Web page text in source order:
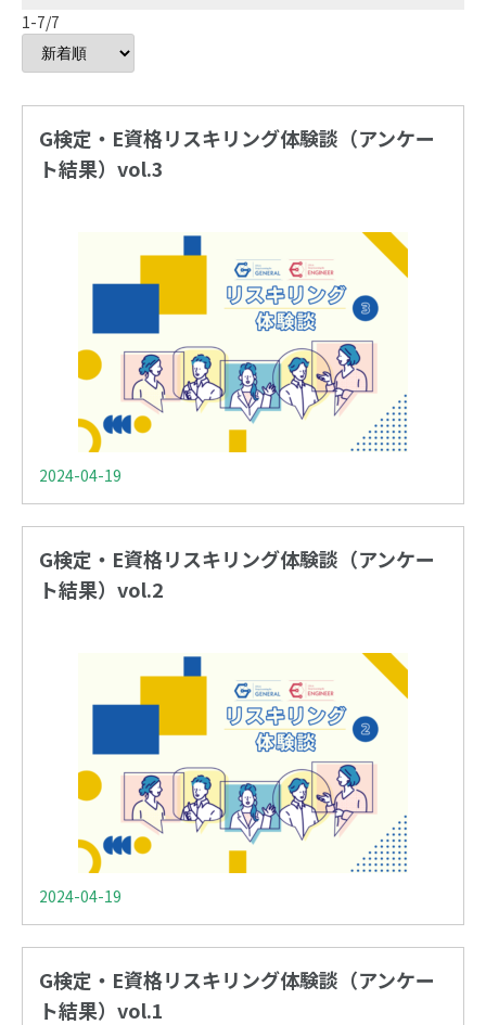
1-7/7
G検定・E資格リスキリング体験談（アンケー
ト結果）vol.3
2024-04-19
G検定・E資格リスキリング体験談（アンケー
ト結果）vol.2
2024-04-19
G検定・E資格リスキリング体験談（アンケー
ト結果）vol.1